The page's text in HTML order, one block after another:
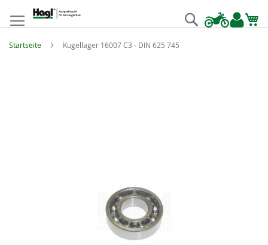
springen
Suche
Startseite Kugellager 16007 C3 - DIN 625 745